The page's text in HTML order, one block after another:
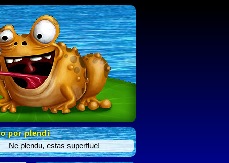
por plendi
Ne plendu, estas superflue!